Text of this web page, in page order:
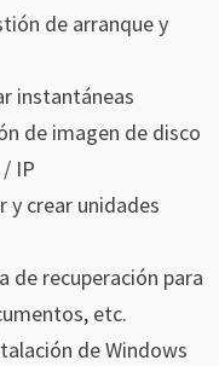
de arranque y
instantáneas
de imagen de disco
IP
crear unidades
de recuperación para
etc.
de Windows